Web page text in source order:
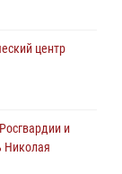
центр
и
Николая